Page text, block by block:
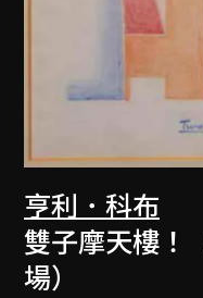
亨利．科布
雙子摩天樓！
場）